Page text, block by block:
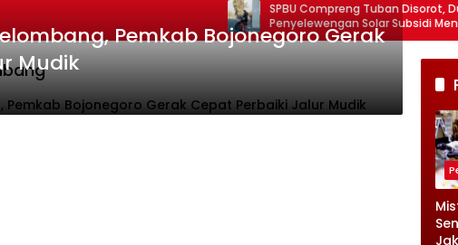
SPBU Compreng Tuban Disorot, Dugaan
Penyelewengan Solar Subsidi Mencuat
Pemkab Bojonegoro Gerak
Mudik